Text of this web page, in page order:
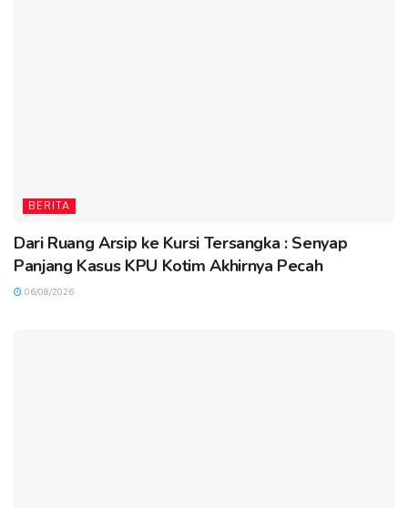
BERITA
Dari Ruang Arsip ke Kursi Tersangka : Senyap
Panjang Kasus KPU Kotim Akhirnya Pecah
06/08/2026